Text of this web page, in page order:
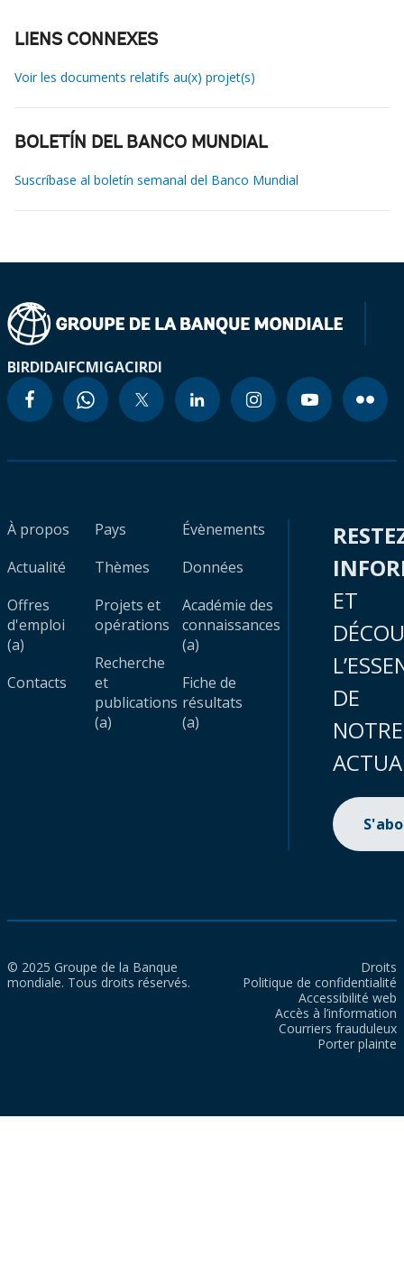
LIENS CONNEXES
Voir les documents relatifs au(x) projet(s)
BOLETÍN DEL BANCO MUNDIAL
Suscríbase al boletín semanal del Banco Mundial
BIRDIDAIFCMIGACIRDI
À propos
Actualité
Offres
d'emploi
(a)
Contacts
Pays
Thèmes
Projets et
opérations
Recherche
et
publications
(a)
Évènements
Données
Académie des
connaissances
(a)
Fiche de
résultats
(a)
ET
DE
NOTRE
© 2025 Groupe de la Banque
mondiale. Tous droits réservés.
Droits
Politique de confidentialité
Accessibilité web
Accès à l’information
Courriers frauduleux
Porter plainte